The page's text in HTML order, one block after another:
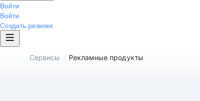
Войти
Войти
Создать резюме
Сервисы / Рекламные продукты